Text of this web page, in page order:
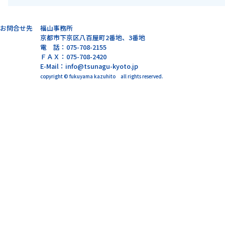
お問合せ先
福山事務所
京都市下京区八百屋町2番地、3番地
電 話：075-708-2155
ＦＡＸ：075-708-2420
E-Mail：info@tsunagu-kyoto.jp
copyright © fukuyama kazuhito all rights reserved.